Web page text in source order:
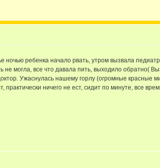
ребенка начало рвать, утром вызвала
могла, все что давала пить, выходило обратно(
Ужаснулась нашему горлу (огромные красные
практически ничего не ест, сидит по минуте, все